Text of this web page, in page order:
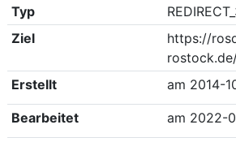
Typ
Ziel
https://
Erstellt
am 2014-
Bearbeitet am 2022-